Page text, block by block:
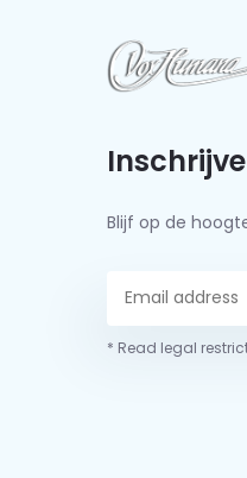
Blijf op de
* Read legal